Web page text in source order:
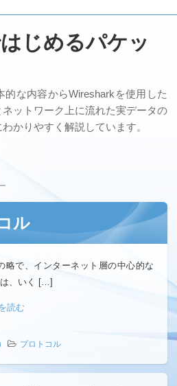
じめるパケッ
的な内容からWiresharkを使用した
ットワーク上に流れた実データの
かりやすく解説しています。
ル
略で、インターネット層の中心的な
、いく […]
読む
プロトコル